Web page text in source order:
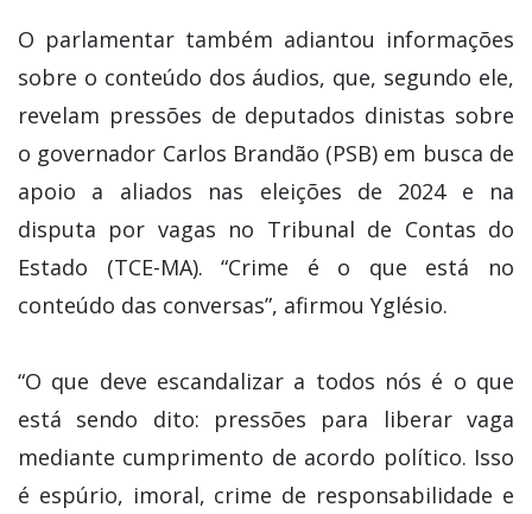
O parlamentar também adiantou informações
sobre o conteúdo dos áudios, que, segundo ele,
revelam pressões de deputados dinistas sobre
o governador Carlos Brandão (PSB) em busca de
apoio a aliados nas eleições de 2024 e na
disputa por vagas no Tribunal de Contas do
Estado (TCE-MA). “Crime é o que está no
conteúdo das conversas”, afirmou Yglésio.
“O que deve escandalizar a todos nós é o que
está sendo dito: pressões para liberar vaga
mediante cumprimento de acordo político. Isso
é espúrio, imoral, crime de responsabilidade e